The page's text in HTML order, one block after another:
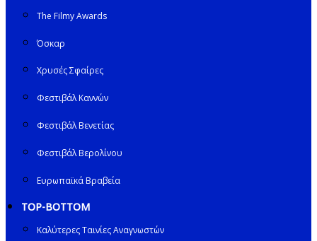
The Filmy Awards
Όσκαρ
Χρυσές Σφαίρες
Φεστιβάλ Καννών
Φεστιβάλ Βενετίας
Φεστιβάλ Βερολίνου
Ευρωπαϊκά Βραβεία
TOP-BOTTOM
Καλύτερες Ταινίες Αναγνωστών